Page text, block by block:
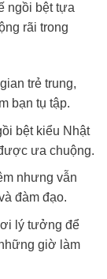
ngồi bệt tựa
rãi trong
trẻ trung,
bạn tụ tập.
bệt kiểu Nhật
ưa chuộng.
nhưng vẫn
đàm đạo.
lý tưởng để
giờ làm